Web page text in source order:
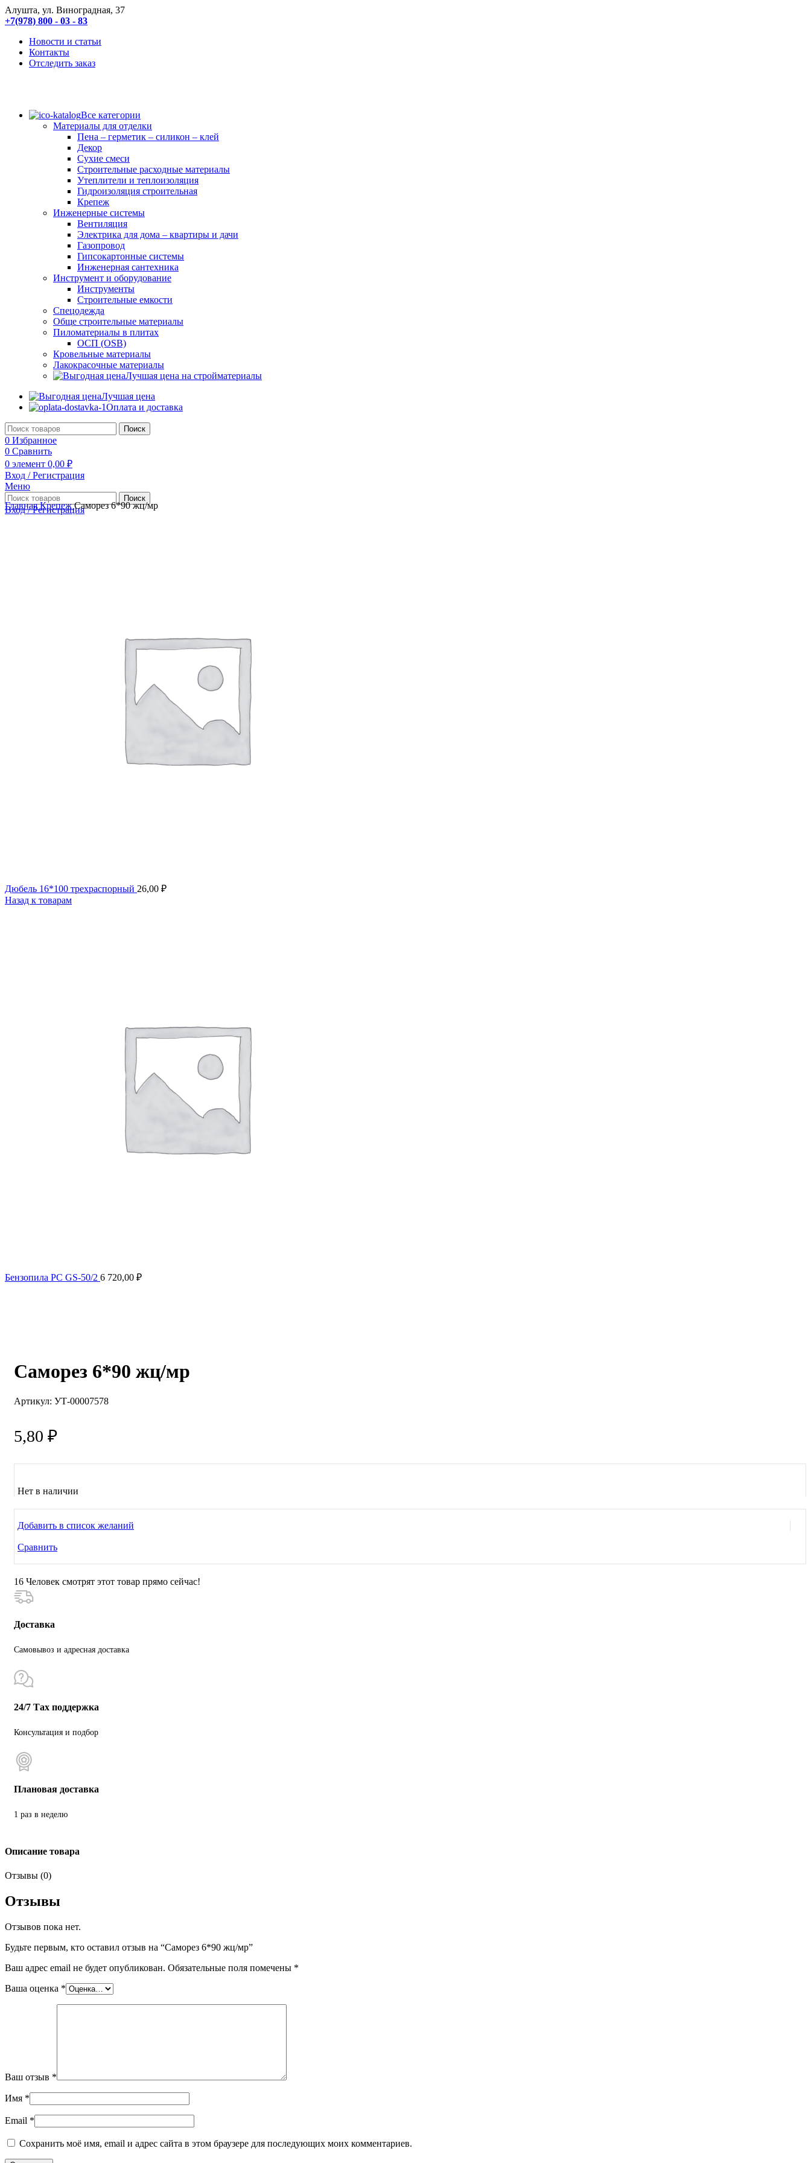
Алушта, ул. Виноградная, 37
+7(978) 800 - 03 - 83
Новости и статьи
Контакты
Отследить заказ
Все категории
Материалы для отделки
Пена – герметик – силикон – клей
Декор
Сухие смеси
Строительные расходные материалы
Утеплители и теплоизоляция
Гидроизоляция строительная
Крепеж
Инженерные системы
Вентиляция
Электрика для дома – квартиры и дачи
Газопровод
Гипсокартонные системы
Инженерная сантехника
Инструмент и оборудование
Инструменты
Строительные емкости
Спецодежда
Обще строительные материалы
Пиломатериалы в плитах
ОСП (OSB)
Кровельные материалы
Лакокрасочные материалы
Лучшая цена на стройматериалы
Лучшая цена
Оплата и доставка
Поиск
0 Избранное
0 Сравнить
0 элемент 0,00 ₽
Вход / Регистрация
Меню
Поиск
Вход / Регистрация
ГлавнаяКрепежСаморез 6*90 жц/мр
Дюбель 16*100 трехраспорный 26,00 ₽
Назад к товарам
Бензопила РС GS-50/2 6 720,00 ₽
Саморез 6*90 жц/мр
Артикул: УТ-00007578
5,80 ₽
Нет в наличии
Добавить в список желаний
Сравнить
16 Человек смотрят этот товар прямо сейчас!
Доставка
Самовывоз и адресная доставка
24/7 Тах поддержка
Консультация и подбор
Плановая доставка
1 раз в неделю
Описание товара
Отзывы (0)
Отзывы
Отзывов пока нет.
Будьте первым, кто оставил отзыв на “Саморез 6*90 жц/мр”
Ваш адрес email не будет опубликован. Обязательные поля помечены *
Ваша оценка *
Ваш отзыв *
Имя *
Email *
Сохранить моё имя, email и адрес сайта в этом браузере для последующих моих комментариев.